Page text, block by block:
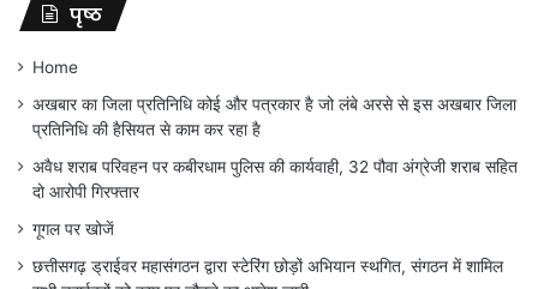
पृष्ठ
Home
अखबार का जिला प्रतिनिधि कोई और पत्रकार है जो लंबे अरसे से इस अखबार जिला
प्रतिनिधि की हैसियत से काम कर रहा है
अवैध शराब परिवहन पर कबीरधाम पुलिस की कार्यवाही, 32 पौवा अंग्रेजी शराब सहित
दो आरोपी गिरफ्तार
गूगल पर खोजें
छत्तीसगढ़ ड्राईवर महासंगठन द्वारा स्टेरिंग छोड़ों अभियान स्थगित, संगठन में शामिल